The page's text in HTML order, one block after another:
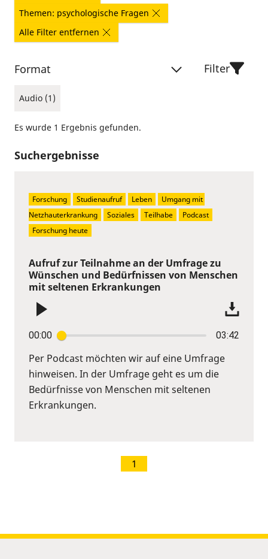
Themen: psychologische Fragen
Alle Filter entfernen
Format
Audio (1)
Filter
Es wurde 1 Ergebnis gefunden.
Suchergebnisse
Aufruf zur Teilnahme an der Umfrage zu
Wünschen und Bedürfnissen von Menschen
mit seltenen Erkrankungen
00:00 03:42
Per Podcast möchten wir auf eine Umfrage
hinweisen. In der Umfrage geht es um die
Bedürfnisse von Menschen mit seltenen
Erkrankungen.
Forschung Studienaufruf Leben
Umgang mit
Netzhauterkrankung
Soziales Teilhabe
Podcast
Forschung heute
1